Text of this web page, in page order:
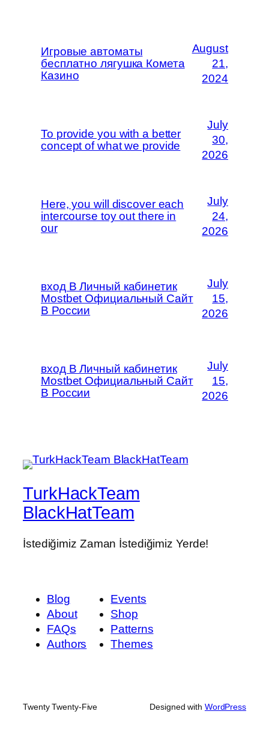
Игровые автоматы
бесплатно лягушка Комета
Казино
August
21,
2024
To provide you with a better
concept of what we provide
July
30,
2026
Here, you will discover each
intercourse toy out there in
our
July
24,
2026
вход В Личный кабинетик
Mostbet Официальный Сайт
В России
July
15,
2026
вход В Личный кабинетик
Mostbet Официальный Сайт
В России
July
15,
2026
TurkHackTeam
BlackHatTeam
İstediğimiz Zaman İstediğimiz Yerde!
Blog
About
FAQs
Authors
Events
Shop
Patterns
Themes
Twenty Twenty-Five Designed with WordPress